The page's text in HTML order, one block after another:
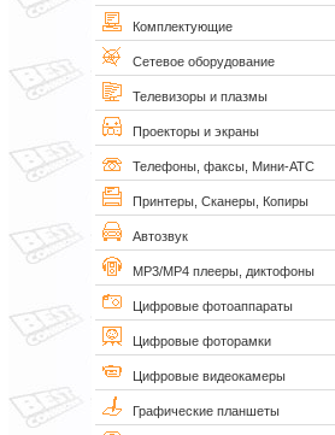
Комплектующие
Сетевое оборудование
Телевизоры и плазмы
Проекторы и экраны
Телефоны, факсы, Мини-АТС
Принтеры, Сканеры, Копиры
Автозвук
MP3/MP4 плееры, диктофоны
Цифровые фотоаппараты
Цифровые фоторамки
Цифровые видеокамеры
Графические планшеты